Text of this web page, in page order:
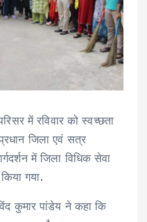
में रविवार को स्वच्छता
जिला एवं सत्र
में जिला विधिक सेवा
गया.
कुमार पांडेय ने कहा कि